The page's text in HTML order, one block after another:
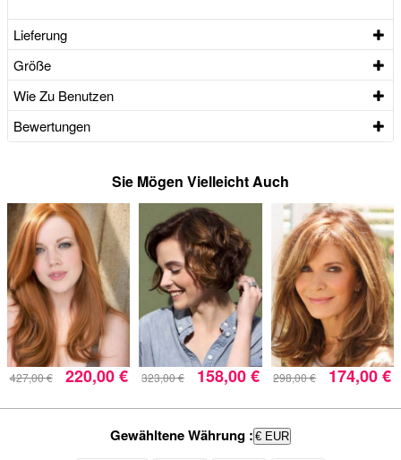
Lieferung
Größe
Wie Zu Benutzen
Bewertungen
Sie Mögen Vielleicht Auch
427,00 € 220,00 € 323,00 € 158,00 € 298,00 € 174,00 €
Gewähltene Währung : € EUR